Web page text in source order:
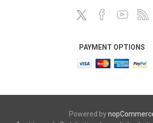
PAYMENT OPTIONS
Powered by